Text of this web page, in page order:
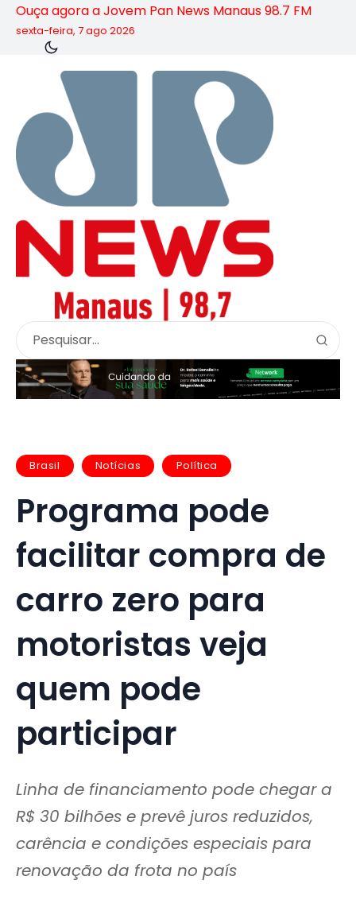
Ouça agora a Jovem Pan News Manaus 98.7 FM
sexta-feira, 7 ago 2026
Brasil Notícias Política
Programa pode
facilitar compra de
carro zero para
motoristas veja
quem pode
participar
Linha de financiamento pode chegar a
R$ 30 bilhões e prevê juros reduzidos,
carência e condições especiais para
renovação da frota no país